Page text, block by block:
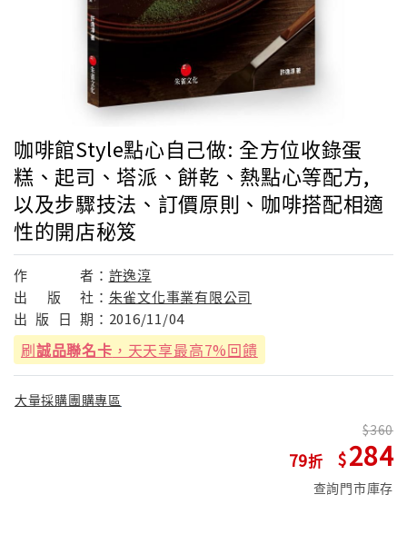
咖啡館Style點心自己做: 全方位收錄蛋
糕、起司、塔派、餅乾、熱點心等配方,
以及步驟技法、訂價原則、咖啡搭配相適
性的開店秘笈
作 者： 許逸淳
出
版 社： 朱雀文化事業有限公司
出 版 日 期： 2016/11/04
刷誠品聯名卡 ，天天享最高7%回饋
大量採購團購專區
79
360
284
查詢門市庫存